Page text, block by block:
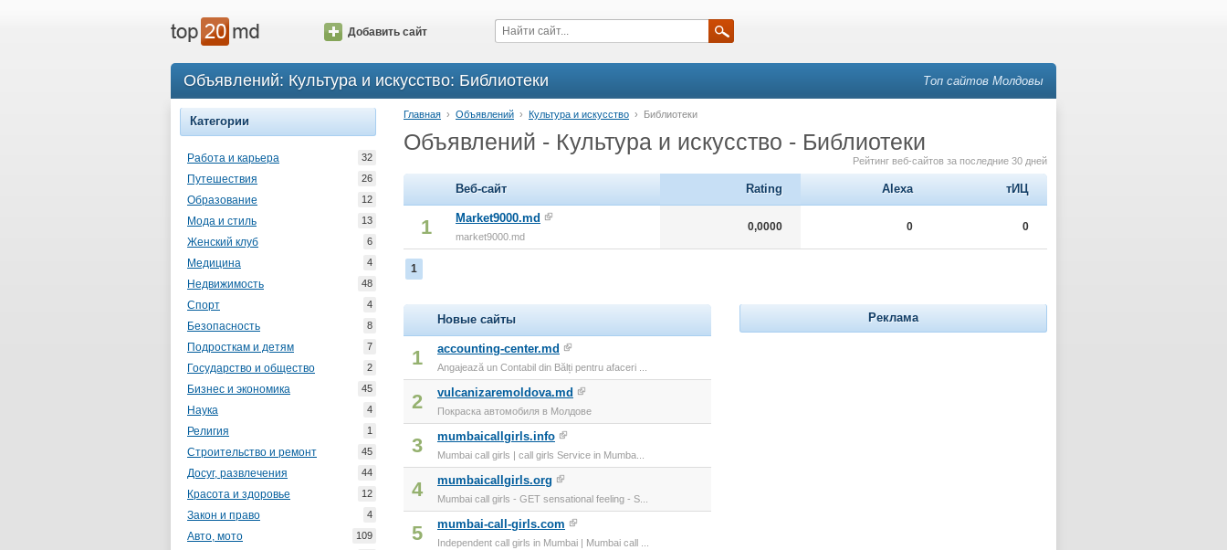
Добавить сайт
Объявлений: Культура и искусство: Библиотеки Топ сайтов Молдовы
Категории
Работа и карьера 32
Путешествия 26
Образование 12
Мода и стиль 13
Женский клуб 6
Медицина 4
Недвижимость 48
Спорт 4
Безопасность 8
Подросткам и детям 7
Государство и общество 2
Бизнес и экономика 45
Наука 4
Религия 1
Строительство и ремонт 45
Досуг, развлечения 44
Красота и здоровье 12
Закон и право 4
Авто, мото 109
Главная › Объявлений › Культура и искусство › Библиотеки
Объявлений - Культура и искусство - Библиотеки
Рейтинг веб-сайтов за последние 30 дней
Веб-сайт Rating Alexa тИЦ
1 Market9000.md
market9000.md
0,0000 0 0
1
Новые сайты
1 accounting-center.md
Angajează un Contabil din Bălți pentru afaceri ...
2 vulcanizaremoldova.md
Покраска автомобиля в Молдове
3 mumbaicallgirls.info
Mumbai call girls | call girls Service in Mumba...
4 mumbaicallgirls.org
Mumbai call girls - GET sensational feeling - S...
5 mumbai-call-girls.com
Independent call girls in Mumbai | Mumbai call ...
Реклама